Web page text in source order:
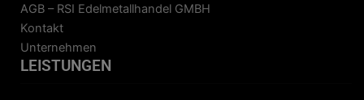
AGB – RSI Edelmetallhandel GMBH
Kontakt
Unternehmen
LEISTUNGEN